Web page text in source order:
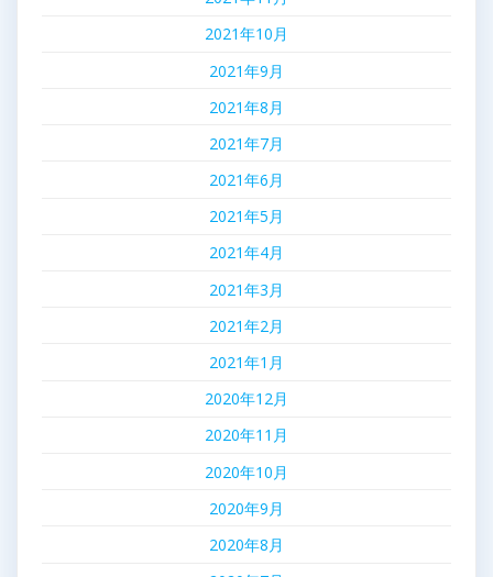
2021年10月
2021年9月
2021年8月
2021年7月
2021年6月
2021年5月
2021年4月
2021年3月
2021年2月
2021年1月
2020年12月
2020年11月
2020年10月
2020年9月
2020年8月